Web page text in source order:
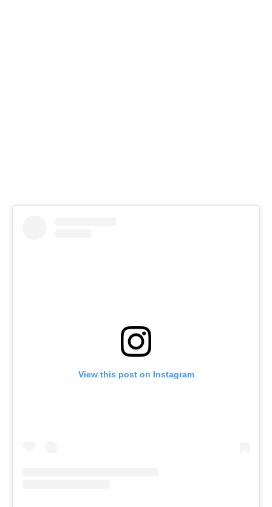
View this post on Instagram